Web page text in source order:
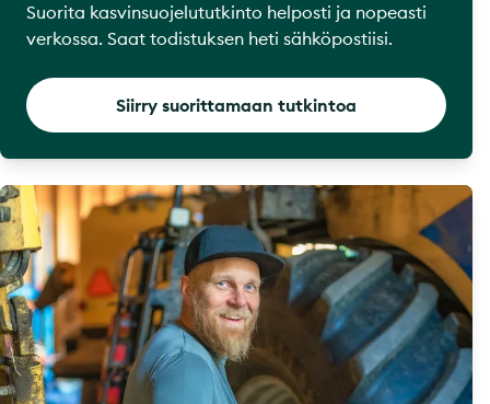
Suorita kasvinsuojelututkinto helposti ja nopeasti
verkossa. Saat todistuksen heti sähköpostiisi.
Siirry suorittamaan tutkintoa